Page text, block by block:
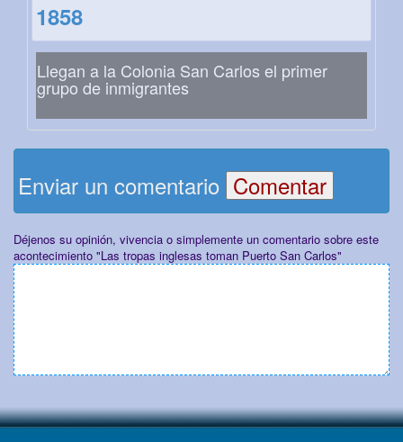
1858
Llegan a la Colonia San Carlos el primer
grupo de inmigrantes
Enviar un comentario
Déjenos su opinión, vivencia o simplemente un comentario sobre este
acontecimiento "Las tropas inglesas toman Puerto San Carlos"